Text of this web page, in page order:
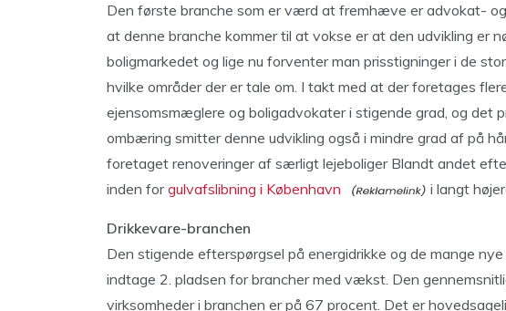
Den første branche som er værd at fremhæve er advokat-
at denne branche kommer til at vokse er at den udvikling er
boligmarkedet og lige nu forventer man prisstigninger i de
hvilke områder der er tale om. I takt med at der foretages
ejensomsmæglere og boligadvokater i stigende grad, og det
ombæring smitter denne udvikling også i mindre grad af på
foretaget renoveringer af særligt lejeboliger Blandt andet
inden forgulvafslibning i København i langt
Drikkevare-branchen
Den stigende efterspørgsel på energidrikke og de mange
indtage 2. pladsen for brancher med vækst. Den
virksomheder i branchen er på 67 procent. Det er